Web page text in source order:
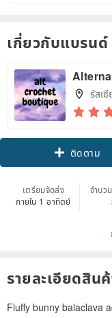
เกี่ยวกับแบรนด์
รัสเซี
ติดตาม
เตรียมจัดส่ง
ภายใน 1 อาทิตย์
จำนว
รายละเอียดสิน
Fluffy bunny balaclava